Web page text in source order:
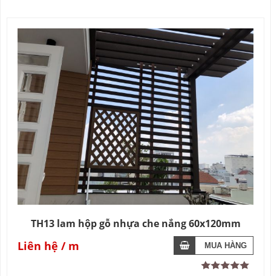
TH13 lam hộp gỗ nhựa che nắng 60x120mm
Liên hệ